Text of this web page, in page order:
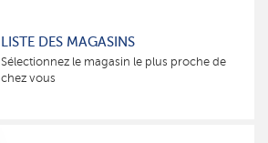
LISTE DES MAGASINS
Sélectionnez le magasin le plus proche de
chez vous